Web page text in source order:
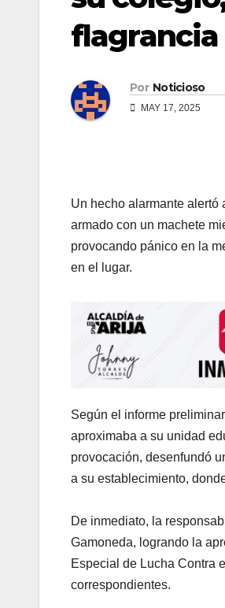
flagrancia
Por Noticioso
MAY 17, 2025
Un hecho alarmante alertó
armado con un machete
provocando pánico en la
en el lugar.
Según el informe
aproximaba a su unidad
provocación, desenfundó
a su establecimiento,
De inmediato, la
Gamoneda, logrando la
Especial de Lucha Contra
correspondientes.